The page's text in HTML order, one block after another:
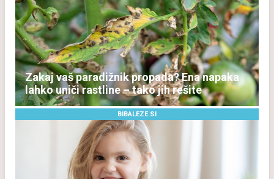
Zakaj vaš paradižnik propada? Ena napaka
lahko uniči rastline – tako jih rešite
BIBALEZE.SI